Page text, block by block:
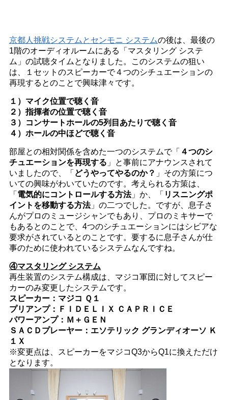
京都人挑戦システムとセンモニ システムの後は、最後の
1階のオーディオルームにある「マスタリング システ
ム」の試聴タイムとなりました。このシステムの狙い
は、１セットのスピーカーで４つのシチュエーションの
再現するとのことで興味津々です。
１）マイク位置で聴く音
２）指揮者の位置で聴く音
３）コンサートホールの5列目あたりで聴く音
４）ホールの中ほどで聴く音
部屋との相対関係を含めた一つのシステムで「 ４つのシ
チュエーションを再現する 」と事前にアナウンスされて
いましたので、「 どうやってやるのか？ 」その方策につ
いての興味がわいていたのです。考えられる方策は、
「 電気的にコントロールする方法」か、「 リスニングポ
イントを移動する方法」の二つでした。ですが、息子さ
んがプロのミュージシャンでもあり、プロのミキサーで
もあるとのことで、4つのシチュエーションにはシビアな
要求がされているとのことです。要するに息子さんが仕
事のために使われているシステムなんですね。
④マスタリング システム
再生装置のシステム構成は、マジコ軍団に対してスピー
カーのみ変更したシステムです。
スピーカー：マジコ Ｑ１
プリアンプ：ＦＩＤＥＬＩＸ ＣＡＰＲＩＣＥ
パワーアンプ：Ｍ＋ＧＥＮ
ＳＡＣＤプレーヤー：エソテリック グランディオーソ Ｋ
１Ｘ
※変更点は、スピーカーをマジコQ3からQ1に換えただけ
となります。